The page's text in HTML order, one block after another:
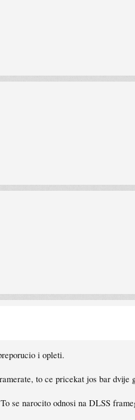
i opleti.
to ce pricekat jos bar dvije
se narocito odnosi na DLSS